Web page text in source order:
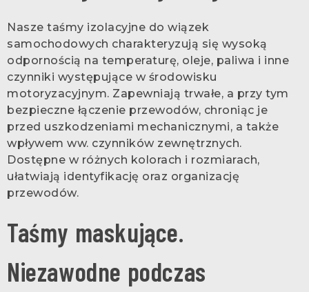
Nasze taśmy izolacyjne do wiązek
samochodowych charakteryzują się wysoką
odpornością na temperaturę, oleje, paliwa i inne
czynniki występujące w środowisku
motoryzacyjnym. Zapewniają trwałe, a przy tym
bezpieczne łączenie przewodów, chroniąc je
przed uszkodzeniami mechanicznymi, a także
wpływem ww. czynników zewnętrznych.
Dostępne w różnych kolorach i rozmiarach,
ułatwiają identyfikację oraz organizację
przewodów.
Taśmy maskujące.
Niezawodne podczas